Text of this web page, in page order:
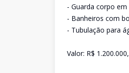
- Guarda corpo em
- Banheiros com
- Tubulação para
Valor: R$